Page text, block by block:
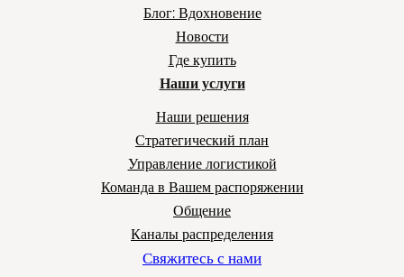
Блог: Вдохновение
Новости
Где купить
Наши услуги
Наши решения
Стратегический план
Управление логистикой
Команда в Вашем распоряжении
Общение
Каналы распределения
Свяжитесь с нами